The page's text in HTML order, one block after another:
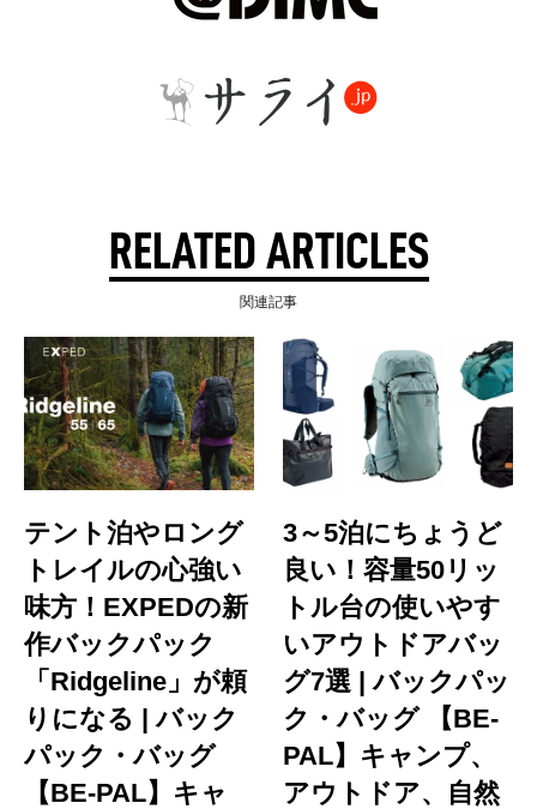
RELATED ARTICLES
関連記事
テント泊やロング
トレイルの心強い
味方！EXPEDの新
作バックパック
「Ridgeline」が頼
りになる | バック
パック・バッグ
【BE-PAL】キャ
3～5泊にちょうど
良い！容量50リッ
トル台の使いやす
いアウトドアバッ
グ7選 | バックパッ
ク・バッグ 【BE-
PAL】キャンプ、
アウトドア、自然